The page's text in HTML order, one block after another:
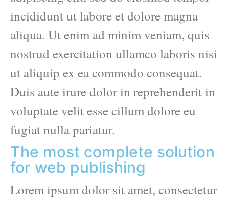
incididunt ut labore et dolore magna
aliqua. Ut enim ad minim veniam, quis
nostrud exercitation ullamco laboris nisi
ut aliquip ex ea commodo consequat.
Duis aute irure dolor in reprehenderit in
voluptate velit esse cillum dolore eu
fugiat nulla pariatur.
The most complete solution
for web publishing
Lorem ipsum dolor sit amet, consectetur